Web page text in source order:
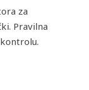
za
Pravilna